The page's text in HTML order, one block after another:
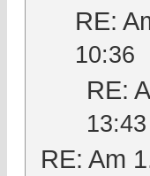
RE:
10:36
RE:
13:43
RE: Am